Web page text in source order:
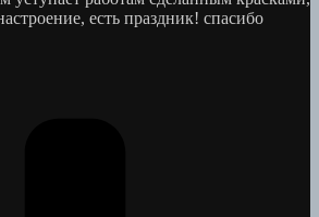
есть праздник! спасибо